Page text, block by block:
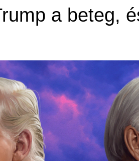
a beteg,